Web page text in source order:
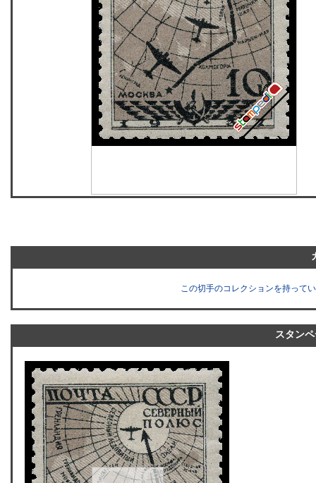
この切手のコレクションを持って
スタン